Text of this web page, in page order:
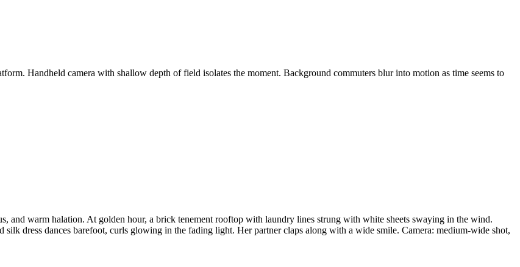
Handheld camera with shallow depth of field isolates the moment. Background commuters blur into motion as time seems to
and warm halation. At golden hour, a brick tenement rooftop with laundry lines strung with white sheets swaying in the wind.
dress dances barefoot, curls glowing in the fading light. Her partner claps along with a wide smile. Camera: medium-wide shot,